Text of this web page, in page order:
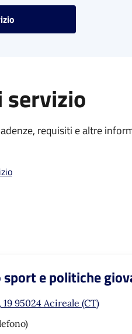
servizio
requisiti e altre
sport e politiche
95024 Acireale (CT)